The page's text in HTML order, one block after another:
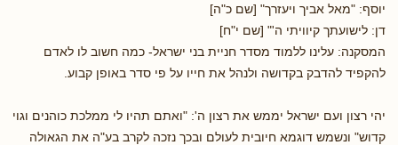
יוסף: "מאל אביך ויעזרך" [שם כ"ה]
דן: לישועתך קיוויתי ה'" [שם י"ח]
המסקנה: עלינו ללמוד מסדר חניית בני ישראל- כמה חשוב לו לאדם
להקפיד להדבק בקדושה ולנהל את חייו על פי סדר באופן קבוע.
יהי רצון ועם ישראל יממש את רצון ה': "ואתם תהיו לי ממלכת כוהנים וגוי
קדוש" ונשמש דוגמא חיובית לעולם ובכך נזכה לקרב בע"ה את הגאולה